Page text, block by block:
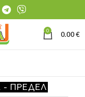
0 0.00€
ПРЕДЕЛ